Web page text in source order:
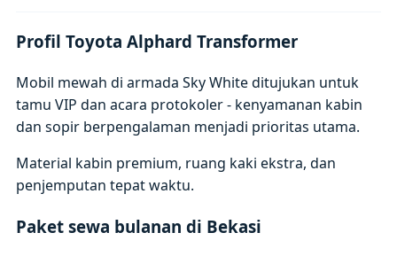
Profil Toyota Alphard Transformer
Mobil mewah di armada Sky White ditujukan untuk
tamu VIP dan acara protokoler - kenyamanan kabin
dan sopir berpengalaman menjadi prioritas utama.
Material kabin premium, ruang kaki ekstra, dan
penjemputan tepat waktu.
Paket sewa bulanan di Bekasi